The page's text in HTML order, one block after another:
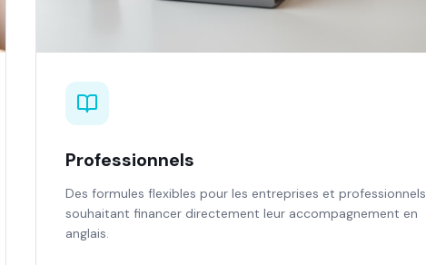
Professionnels
Des formules flexibles pour les entreprises et professionnels
souhaitant financer directement leur accompagnement en
anglais.